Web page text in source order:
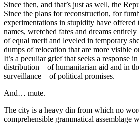
Since then, and that’s just as well, the
Since the plans for reconstruction, for
experimentations in stupidity have offered
names, wretched fates and dreams
of equal merit and leveled in temporary
dumps of relocation that are more visible
It’s a peculiar grief that seeks a response
distribution—of humanitarian aid and in
surveillance—of political promises.
And… mute.
The city is a heavy din from which no
comprehensible grammatical assemblage